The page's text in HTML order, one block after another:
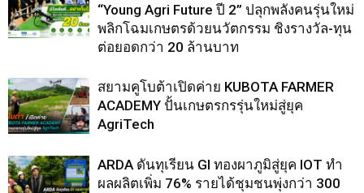
“Young Agri Future ปี 2” ปลุกพลังคนรุ่นใหม่
พลิกโฉมเกษตรด้วยนวัตกรรม ชิงรางวัล-ทุน
ต่อยอดกว่า 20 ล้านบาท
สยามคูโบต้าเปิดค่าย KUBOTA FARMER
ACADEMY ปั้นเกษตรกรรุ่นใหม่สู่ยุค
AgriTech
ARDA ดันทุเรียน GI ทองผาภูมิสู่ยุค IOT ทำ
ผลผลิตเพิ่ม 76% รายได้ชุมชนพุ่งกว่า 300